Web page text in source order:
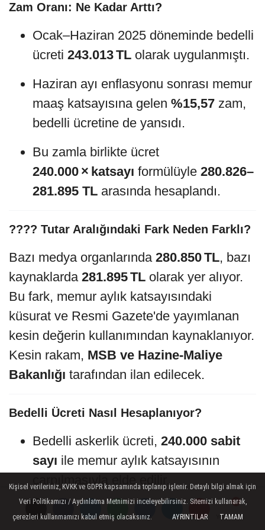
Yorumlar
Yorumlar
Yorumlar
Zam Oranı: Ne Kadar Arttı?
Ocak–Haziran 2025 döneminde bedelli
ücreti 243.013 TL olarak uygulanmıştı.
Haziran ayı enflasyonu sonrası memur
maaş katsayısına gelen %15,57 zam,
bedelli ücretine de yansıdı.
Bu zamla birlikte ücret
240.000 × katsayı formülüyle 280.826–
281.895 TL arasında hesaplandı.
???? Tutar Aralığındaki Fark Neden Farklı?
Bazı medya organlarında 280.850 TL, bazı
kaynaklarda 281.895 TL olarak yer alıyor.
Bu fark, memur aylık katsayısındaki
küsurat ve Resmi Gazete'de yayımlanan
kesin değerin kullanımından kaynaklanıyor.
Kesin rakam, MSB ve Hazine-Maliye
Bakanlığı tarafından ilan edilecek.
Bedelli Ücreti Nasıl Hesaplanıyor?
Bedelli askerlik ücreti, 240.000 sabit
sayı ile memur aylık katsayısının
çarpılmasıyla elde edilir.
Katsayı, Ocak ve Temmuz aylarında
Kişisel verileriniz, KVKK ve GDPR kapsamında toplanıp işlenir. Detaylı bilgi almak için
Veri Politikamızı / Aydınlatma Metnimizi inceleyebilirsiniz. Sitemizi kullanarak,
çerezleri kullanmamızı kabul etmiş olacaksınız.
AYRINTILAR TAMAM